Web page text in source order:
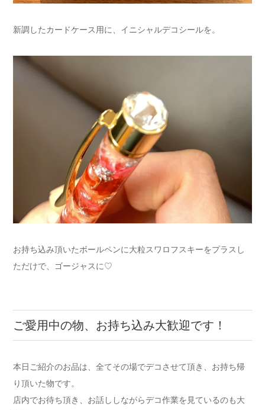
新調したカードケース用に、イニシャルデコシールを。
お持ち込み頂いたボールペンに大粒スワロフスキーをプラスし
ただけで、ゴージャスに♡
ご愛用中の物、お持ち込み大歓迎です！
本日ご紹介のお品は、全てその場でデコさせて頂き、お持ち帰
り頂いた物です。
店内でお待ち頂き、お話ししながらデコ作業を見ているのも大